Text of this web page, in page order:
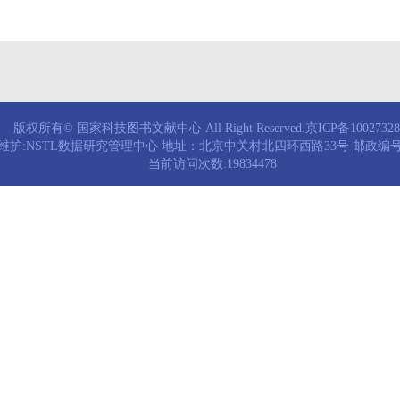
版权所有© 国家科技图书文献中心 All Right Reserved.京ICP备
护:NSTL数据研究管理中心 地址：北京中关村北四环西路33号 邮政编
当前访问次数:19834478